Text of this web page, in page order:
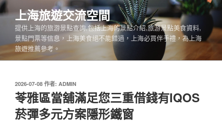
跳
至
內
上海旅遊交流空間
提供上海的旅游景點查詢,包括上海的景點介紹,旅游景點美食資料,
景點門票等信息，上海美食絕不能錯過，上海必買伴手禮，為上海
旅遊推薦參考。
發
佈
於
2026-07-08 作者: ADMIN
苓雅區當舖滿足您三重借錢有IQOS
菸彈多元方案隱形鐵窗